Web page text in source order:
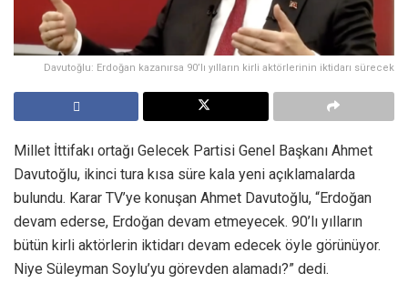
Davutoğlu: Erdoğan kazanırsa 90’lı yılların kirli aktörlerinin iktidarı sürecek
Millet İttifakı ortağı Gelecek Partisi Genel Başkanı Ahmet
Davutoğlu, ikinci tura kısa süre kala yeni açıklamalarda
bulundu. Karar TV’ye konuşan Ahmet Davutoğlu, “Erdoğan
devam ederse, Erdoğan devam etmeyecek. 90’lı yılların
bütün kirli aktörlerin iktidarı devam edecek öyle görünüyor.
Niye Süleyman Soylu’yu görevden alamadı?” dedi.